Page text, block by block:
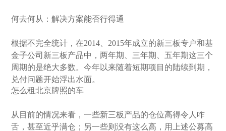
何去何从：解决方案能否行得通
根据不完全统计，在2014、2015年成立的新三板专户和基
金子公司新三板产品中，两年期、三年期、五年期这三个
周期的是绝大多数。今年以来随着短期项目的陆续到期，
兑付问题开始浮出水面。
怎么租北京牌照的车
从目前的情况来看，一些新三板产品的仓位高得令人咋
舌，甚至近乎满仓；另一些则没有这么高，用上述公募高